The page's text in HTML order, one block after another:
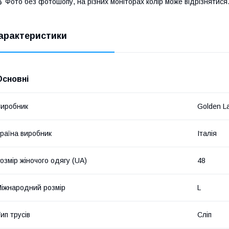
Фото без фотошопу, на різних моніторах колір може відрізнятися.
Golden
виробник Італія
жіночого одягу (UA) 48
розмір L
трусів Сліп